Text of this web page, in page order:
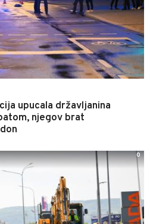
upucala državljanina
njegov brat
0